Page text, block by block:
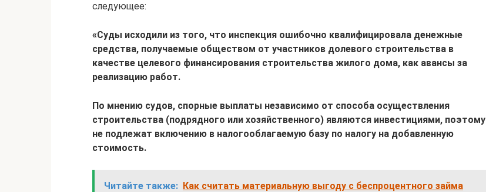
следующее:
«Суды исходили из того, что инспекция ошибочно квалифицировала денежные
средства, получаемые обществом от участников долевого строительства в
качестве целевого финансирования строительства жилого дома, как авансы за
реализацию работ.
По мнению судов, спорные выплаты независимо от способа осуществления
строительства (подрядного или хозяйственного) являются инвестициями, поэтому
не подлежат включению в налогооблагаемую базу по налогу на добавленную
стоимость.
Читайте также: Как считать материальную выгоду с беспроцентного займа